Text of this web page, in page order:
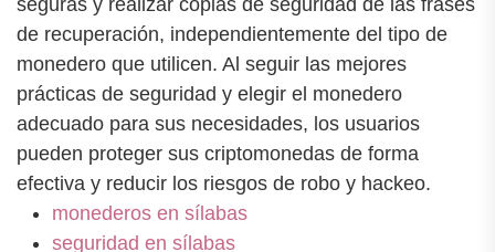
de recuperación, independientemente del tipo de
monedero que utilicen. Al seguir las mejores
prácticas de seguridad y elegir el monedero
adecuado para sus necesidades, los usuarios
pueden proteger sus criptomonedas de forma
efectiva y reducir los riesgos de robo y hackeo.
monederos en sílabas
seguridad en sílabas